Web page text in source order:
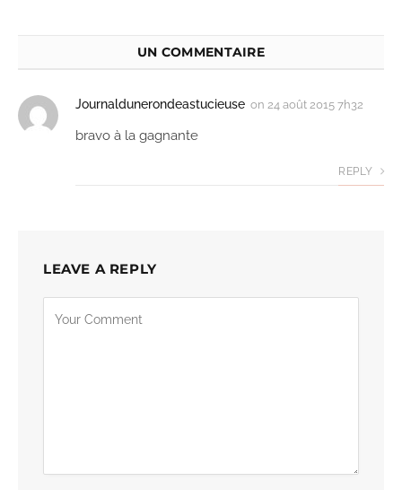
UN COMMENTAIRE
Journaldunerondeastucieuse on 24 août 2015 7h32
bravo à la gagnante
REPLY
LEAVE A REPLY